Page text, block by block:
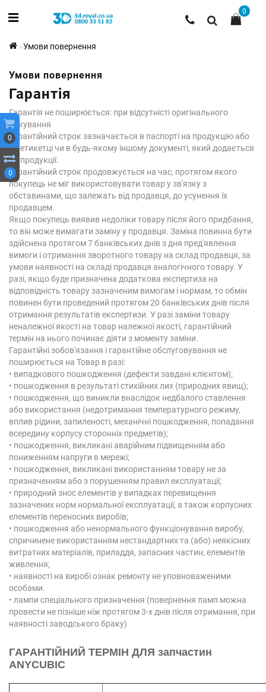
0
0
0
Умови повернення
Умови повернення
Гарантія
Гарантія не поширюється: при відсутністі оригінального
пакування
Гарантійний строк зазначається в паспорті на продукцію або
на етикетці чи в будь-якому іншому документі, який додається
до продукції.
Гарантійний строк продовжується на час, протягом якого
покупець не міг використовувати товар у зв'язку з
обставинами, що залежать від продавця, до усунення їх
продавцем.
Якщо покупець виявив недоліки товару після його придбання,
то він може вимагати заміну у продавця. Заміна повинна бути
здійснена протягом 7 банківських днів з дня пред'явлення
вимоги і отримання зворотного товару на склад продавця, за
умови наявності на складі продавця аналогічного товару. У
разі, якщо буде призначена додаткова експертиза на
відповідність товару зазначеним вимогам і нормам, то обмін
повинен бути проведений протягом 20 банківських днів після
отримання результатів експертизи. У разі заміни товару
неналежної якості на товар належної якості, гарантійний
термін на нього починає діяти з моменту заміни.
Гарантійні зобов'язання і гарантійне обслуговування не
поширюється на Товар в разі:
• випадкового пошкодження (дефекти завдані клієнтом);
• пошкодження в результаті стихійних лих (природних явищ);
• пошкодження, що виникли внаслідок недбалого ставлення
або використання (недотримання температурного режиму,
вплив рідини, запиленості, механічні пошкодження, попадання
всередину корпусу сторонніх предметів);
• пошкодження, викликані аварійним підвищенням або
пониженням напруги в мережі;
• пошкодження, викликані використанням товару не за
призначенням або з порушенням правил експлуатації;
• природний знос елементів у випадках перевищення
зазначених норм нормальної експлуатації, а також корпусних
елементів переносних виробів;
• пошкодження або ненормального функціонування виробу,
спричинене використанням нестандартних та (або) неякісних
витратних матеріалів, приладдя, запасних частин, елементів
живлення;
• наявності на виробі ознак ремонту не уповноваженими
особами.
• лампи спеціального призначення (повернення ламп можна
провести не пізніше ніж протягом 3-х днів після отримання, при
наявності заводського браку)
ГАРАНТІЙНИЙ ТЕРМІН ДЛЯ запчастин
ANYCUBIC